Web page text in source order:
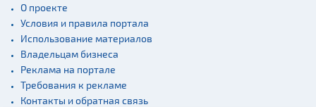
О проекте
Условия и правила портала
Использование материалов
Владельцам бизнеса
Реклама на портале
Требования к рекламе
Контакты и обратная связь